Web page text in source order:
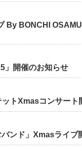
By BONCHI
」開催のお知らせ
ットXmasコンサート
バンド」Xmasライ